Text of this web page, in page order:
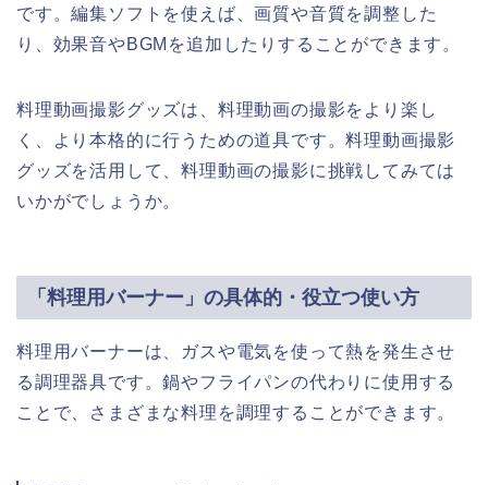
です。編集ソフトを使えば、画質や音質を調整した
り、効果音やBGMを追加したりすることができます。
料理動画撮影グッズは、料理動画の撮影をより楽し
く、より本格的に行うための道具です。料理動画撮影
グッズを活用して、料理動画の撮影に挑戦してみては
いかがでしょうか。
「料理用バーナー」の具体的・役立つ使い方
料理用バーナーは、ガスや電気を使って熱を発生させ
る調理器具です。鍋やフライパンの代わりに使用する
ことで、さまざまな料理を調理することができます。